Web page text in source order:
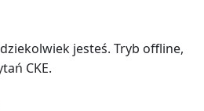
jesteś. Tryb offline,
CKE.